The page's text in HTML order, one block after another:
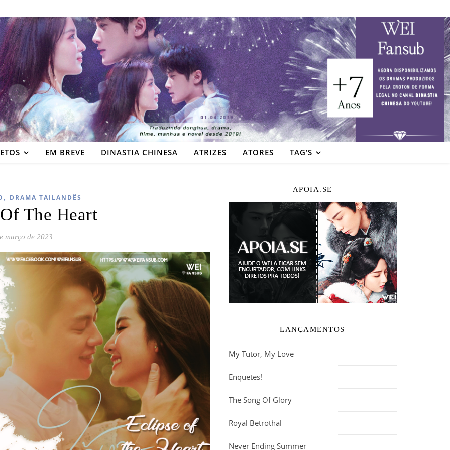
EM BREVE DINASTIA CHINESA ATRIZES ATORES TAG’S
, DRAMA TAILANDÊS
The Heart
março de 2023
APOIA.SE
LANÇAMENTOS
My Tutor, My Love
Enquetes!
The Song Of Glory
Royal Betrothal
Never Ending Summer